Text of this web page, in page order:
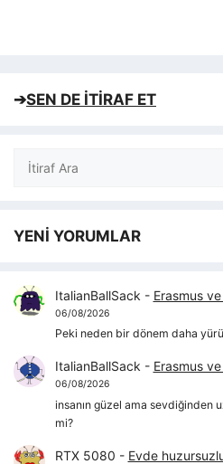
➔SEN DE İTİRAF ET
Ara
YENİ YORUMLAR
ItalianBallSack - Erasmus
06/08/2026
Peki neden bir dönem daha
ItalianBallSack - Erasmus
06/08/2026
insanın güzel ama sevdiğinden
mi?
RTX 5080 - Evde